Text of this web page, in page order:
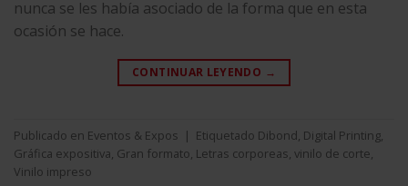
nunca se les había asociado de la forma que en esta
ocasión se hace.
CONTINUAR LEYENDO →
Publicado en Eventos & Expos | Etiquetado Dibond Digital Printing
Gráfica expositiva Gran formato Letras corporeas vinilo de corte
Vinilo impreso